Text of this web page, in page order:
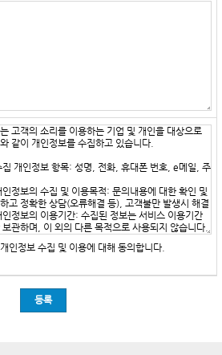
개인정보 수집 및 이용에 대해 동의합니다.
등록